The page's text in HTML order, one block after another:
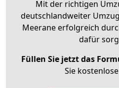
Mit der richtigen
deutschlandweiter
Meerane erfolgreich
dafür
Füllen Sie jetzt das
Sie